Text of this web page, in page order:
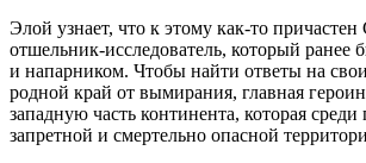
Элой узнает, что к этому как-то
отшельник-исследователь, который ранее
и напарником. Чтобы найти ответы на
родной край от вымирания, главная
западную часть континента, которая среди
запретной и смертельно опасной